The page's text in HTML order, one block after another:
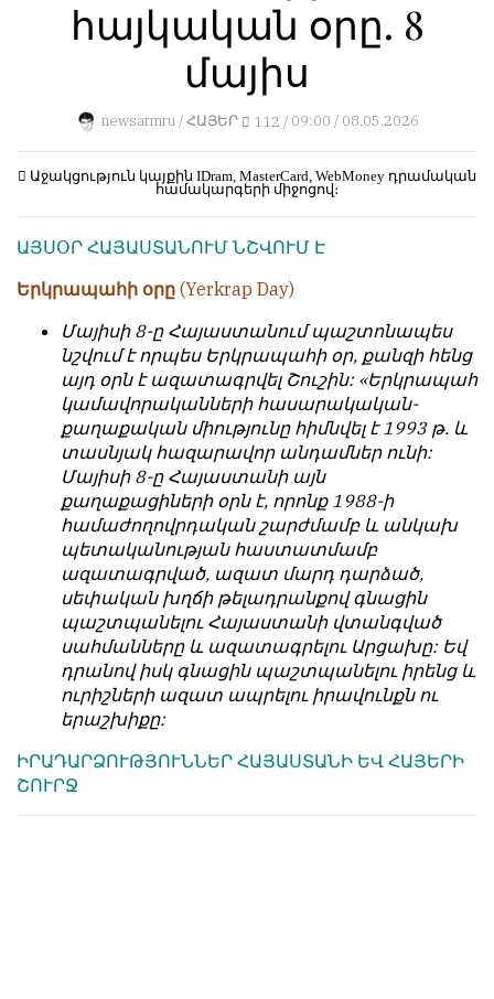
Пользователей:
НАШИ
ПРАВИЛА
материалы
для
независимо
мыслящих.
Сайт
обновляется
большим
трудом,
душой.
Редакция
лезет
авторские
тексты,
их
и
не
կերպ։
Խմբագրությունը
խոթում
հեղինակային
նյութերի
չի
կրճատում
մտքերի
խմբագրում
կատարում։
Խմբագրության
կարծիքը
հեղինակների
կարծիքի
հետ
համակարծիք
լինելը
պարտադիր
պայման
նյութերը
թողարկելու
համար։
կարծիքները
Խմբագրության
կողմից
հայկական օրը. 8
մայիս
newsarmru / ՀԱՅԵՐ 112 / 09:00 / 08.05.2026
Աջակցություն կայքին IDram, MasterCard, WebMoney դրամական
համակարգերի միջոցով։
ԱՅՍՕՐ ՀԱՅԱՍՏԱՆՈՒՄ ՆՇՎՈՒՄ Է
Երկրապահի օրը (Yerkrap Day)
Մայիսի 8-ը Հայաստանում պաշտոնապես
նշվում է որպես Երկրապահի օր, քանզի հենց
այդ օրն է ազատագրվել Շուշին: «Երկրապահ
կամավորականների հասարակական-
քաղաքական միությունը հիմնվել է 1993 թ. և
տասնյակ հազարավոր անդամներ ունի:
Մայիսի 8-ը Հայաստանի այն
քաղաքացիների օրն է, որոնք 1988-ի
համաժողովրդական շարժմամբ և անկախ
պետականության հաստատմամբ
ազատագրված, ազատ մարդ դարձած,
սեփական խղճի թելադրանքով գնացին
պաշտպանելու Հայաստանի վտանգված
սահմանները և ազատագրելու Արցախը: Եվ
դրանով իսկ գնացին պաշտպանելու իրենց և
ուրիշների ազատ ապրելու իրավունքն ու
երաշխիքը:
ԻՐԱԴԱՐՁՈՒԹՅՈՒՆՆԵՐ ՀԱՅԱՍՏԱՆԻ ԵՎ ՀԱՅԵՐԻ
ՇՈՒՐՋ